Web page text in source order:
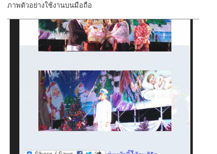
ภาพตัวอย่างใช้งานบนมือถือ